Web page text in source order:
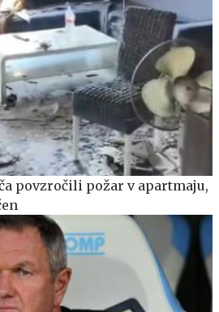
povzročili požar v apartmaju,